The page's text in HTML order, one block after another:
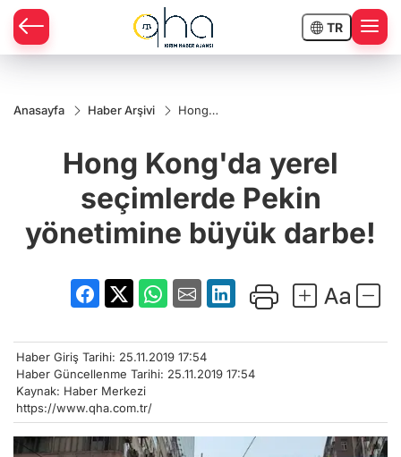
TR
Anasayfa Haber Arşivi
Hong
seçimlerde
Pekin
yönetimine
büyük
darbe!
Hong Kong'da yerel
seçimlerde Pekin
yönetimine büyük darbe!
Haber Giriş Tarihi: 25.11.2019 17:54
Haber Güncellenme Tarihi: 25.11.2019 17:54
Kaynak: Haber Merkezi
https://www.qha.com.tr/